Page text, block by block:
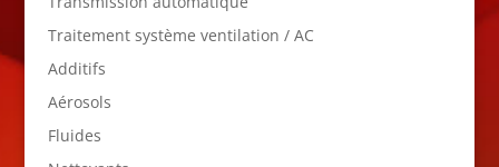
Traitement système ventilation / AC
Additifs
Aérosols
Fluides